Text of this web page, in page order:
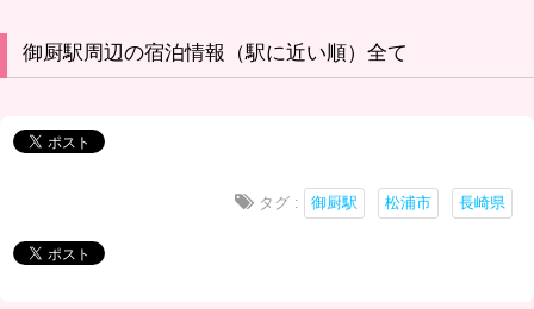
御厨駅周辺の宿泊情報（駅に近い順）全て
タグ : 御厨駅 松浦市 長崎県